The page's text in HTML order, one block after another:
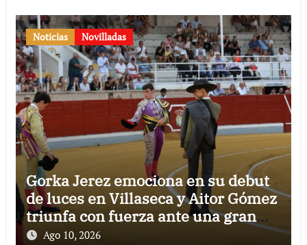
Noticias Novilladas
Gorka Jerez emociona en su debut
de luces en Villaseca y Aitor Gómez
triunfa con fuerza ante una gran
novillada de Montealto
Ago 10, 2026